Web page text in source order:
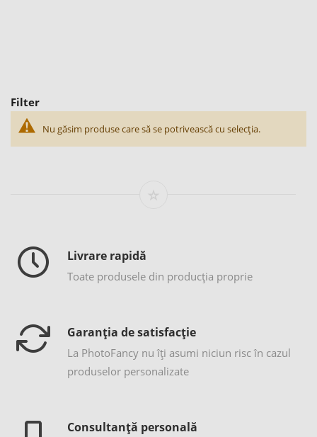
Filter
Nu găsim produse care să se potrivească cu selecția.
Livrare rapidă
Toate produsele din producția proprie
Garanția de satisfacție
La PhotoFancy nu îţi asumi niciun risc în cazul
produselor personalizate
Consultanță personală